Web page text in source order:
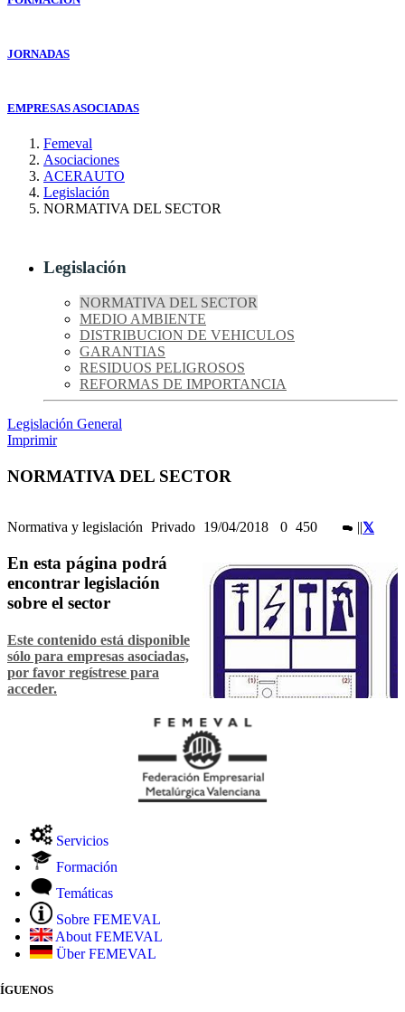
JORNADAS
EMPRESAS ASOCIADAS
Femeval
Asociaciones
ACERAUTO
Legislación
NORMATIVA DEL SECTOR
Legislación
NORMATIVA DEL SECTOR
MEDIO AMBIENTE
DISTRIBUCION DE VEHICULOS
GARANTIAS
RESIDUOS PELIGROSOS
REFORMAS DE IMPORTANCIA
Legislación General
Imprimir
NORMATIVA DEL SECTOR
Normativa y legislación Privado 19/04/2018 0 450 ||
En esta página podrá
encontrar legislación
sobre el sector
Este contenido está disponible
sólo para empresas asociadas,
por favor regístrese para
acceder.
Servicios
Formación
Temáticas
Sobre FEMEVAL
About FEMEVAL
Über FEMEVAL